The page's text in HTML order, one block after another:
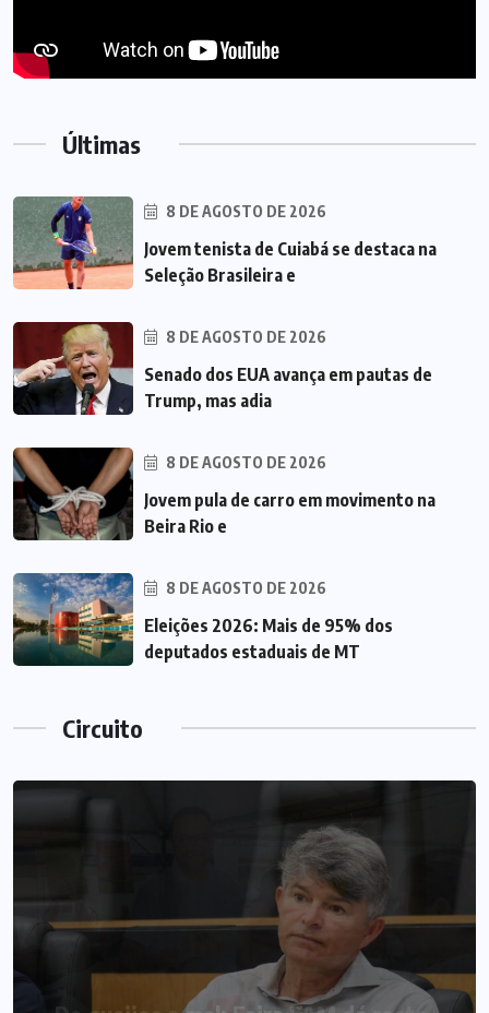
Últimas
8 DE AGOSTO DE 2026
Jovem tenista de Cuiabá se destaca na
Seleção Brasileira e
8 DE AGOSTO DE 2026
Senado dos EUA avança em pautas de
Trump, mas adia
8 DE AGOSTO DE 2026
Jovem pula de carro em movimento na
Beira Rio e
8 DE AGOSTO DE 2026
Eleições 2026: Mais de 95% dos
deputados estaduais de MT
Circuito